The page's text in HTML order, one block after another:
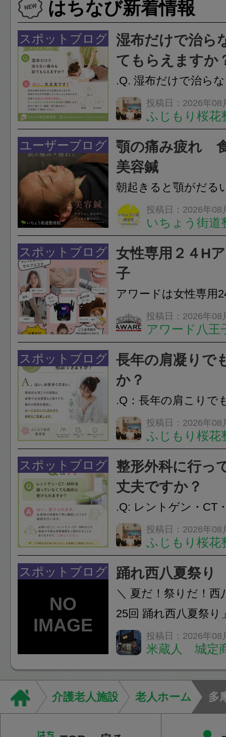
はちなび新着情報
スポットブログ
湿布だけで治ら
てもらえますか
.Q. 湿布だけで治ら
らえますか？A. はい
湿布は痛みを和らげ
すが、原因そのもの
いこともあります。
原因を確認し、お一
投稿日：2026年08
ふじもり桜花
ユーザーブログ
顎の痛み疲れ
美容鍼
朝起きると顎がだる
ありませんか？無意
は、顎の痛みや疲れ
フェイスラインの張
のこわばり・頭痛や
ながることがありま
投稿日：2026年08
いちょう街道
スポットブログ
女性専用２４H
子
アワードは女性専用
フエステを 思いっ
開催中
投稿日：2026年08
アワード八王
24時間ジム&
脱毛
スポットブログ
長年の肩凝りで
か？
.Q：長年の肩こりで
か？A：はい、お任
性的な肩こりの原因
慣など様々です。痛
し、お一人おひとり
をご提案します。.#
投稿日：2026年08
ふじもり桜花
スポットブログ
整形外科に行っ
丈夫ですか？
.Q: レントゲン・CT
いなくても施術は受
A: はい、受けられま
態を丁寧に確認した
います。必要に応じ
ン・CT・MRIなどの
投稿日：2026年08
ふじもり桜花
スポットブログ 踊れ西八夏祭り
＼ 夏だ！祭りだ！西
25回 踊れ西八夏祭
てくる！ 伝統の【阿
情熱の【よさこいソ
結！数多くの団体が
店街を舞台に最高の
投稿日：2026年08
米蔵人 城定
介護老人施設 老人ホーム 多